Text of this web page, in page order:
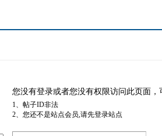
您没有登录或者您没有权限访问此页面
1、帖子ID非法
2、您还不是站点会员,请先登录站点